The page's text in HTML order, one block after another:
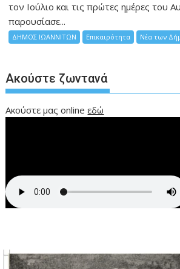
τον Ιούλιο και τις πρώτες ημέρες του
παρουσίασε...
ΔΗΜΟΣ ΙΩΑΝΝΙΤΩΝ Επικαιρότητα Νέα των
Ακούστε ζωντανά
Ακούστε μας onlineεδώ